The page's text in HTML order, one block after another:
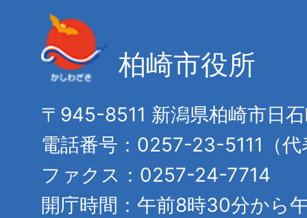
柏崎市役所
〒945-8511 新潟県柏崎市日
電話番号：0257-23-5111（代
ファクス：0257-24-7714
開庁時間：午前8時30分から